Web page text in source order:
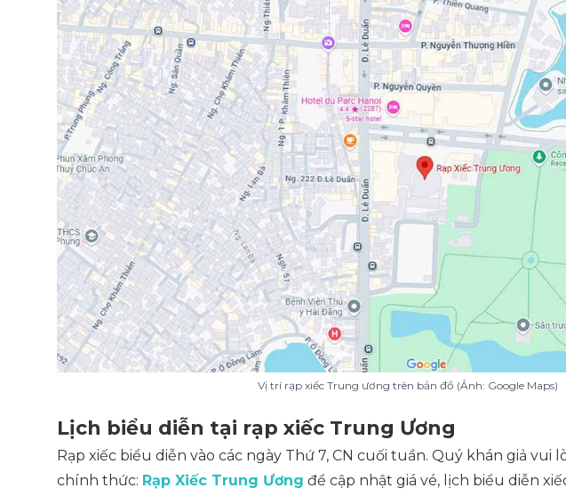
Vị trí rạp xiếc Trung ương trên bản đồ (Ảnh: Google Maps)
Lịch biểu diễn tại rạp xiếc Trung Ương
Rạp xiếc biểu diễn vào các ngày Thứ 7, CN cuối tuần. Quý khán giả vui
chính thức: Rạp Xiếc Trung Ương để cập nhật giá vé, lịch biểu diễn